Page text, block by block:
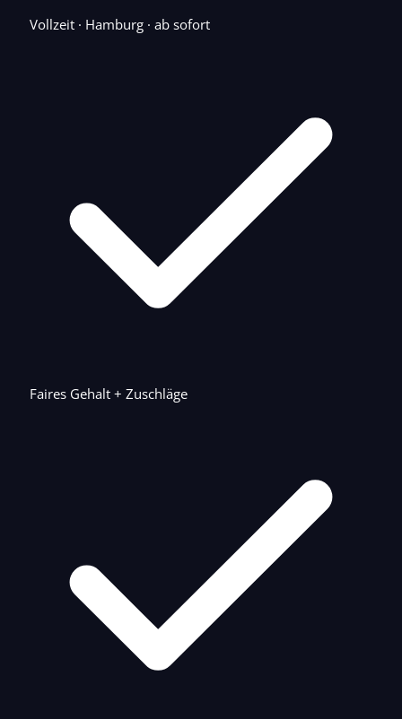
Vollzeit · Hamburg · ab sofort
Faires Gehalt + Zuschläge